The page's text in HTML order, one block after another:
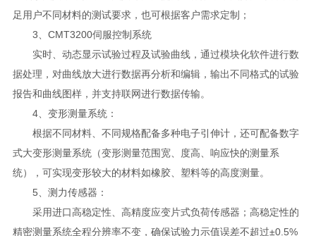
足用户不同材料的测试要求，也可根据客户需求定制；
3、CMT3200伺服控制系统
实时、动态显示试验过程及试验曲线，通过模块化软件进行数
据处理，对曲线放大进行数据再分析和编辑，输出不同格式的试验
报告和曲线图样，并支持联网进行数据传输。
4、变形测量系统：
根据不同材料、不同规格配备多种电子引伸计，还可配备数字
式大变形测量系统（变形测量范围宽、度高、响应快的测量系
统），可实现变形较大的材料如橡胶、塑料等的高度测量。
5、测力传感器：
采用进口高稳定性、高精度应变片式负荷传感器；高稳定性的
精密测量系统全程分辨率不变，确保试验力示值误差不超过±0.5%